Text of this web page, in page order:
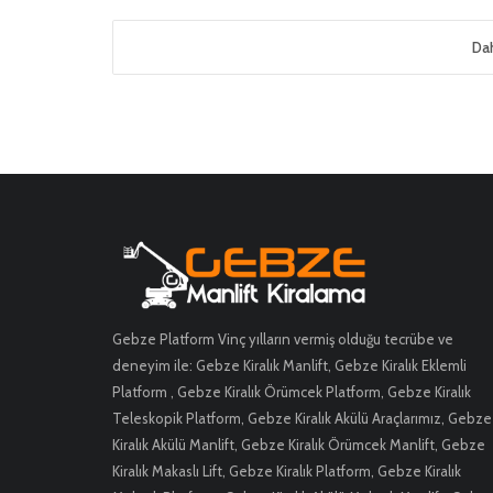
Gebze Platform Vinç yılların vermiş olduğu tecrübe ve
deneyim ile: Gebze Kiralık Manlift, Gebze Kiralık Eklemli
Platform , Gebze Kiralık Örümcek Platform, Gebze Kiralık
Teleskopik Platform, Gebze Kiralık Akülü Araçlarımız, Gebze
Kiralık Akülü Manlift, Gebze Kiralık Örümcek Manlift, Gebze
Kiralık Makaslı Lift, Gebze Kiralık Platform, Gebze Kiralık